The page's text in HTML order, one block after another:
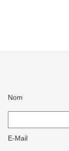
Nom
E-Mail